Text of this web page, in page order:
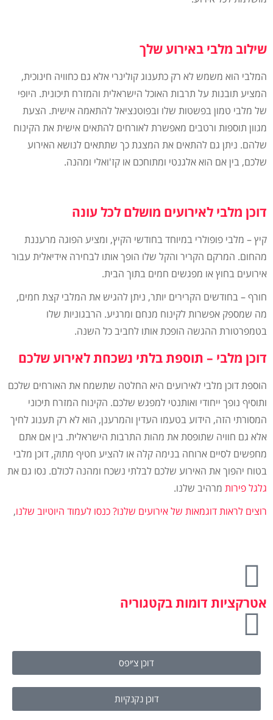
שילוב מלבי באירוע שלך
המלבי הוא משמש לא רק כתענוג קולינרי אלא גם כחוויה חינוכית,
המציע תובנות על תרבות האוכל הישראלית והמזרח תיכונית. היופי
של מלבי טמון בפשטות שלו ובפוטנציאל להתאמה אישית. הצעת
מגוון תוספות ורטבים מאפשרת לאורחים להתאים אישית את הקינוח
שלהם. ניתן גם להתאים את המצגת כך שתתאים לנושא האירוע
שלכם, בין אם הוא אלגנטי ומתוחכם או קז'ואלי ומהנה.
דוכן מלבי לאירועים מושלם לכל עונה
קיץ – מלבי פופולרי במיוחד בחודשי הקיץ, ומציע הפוגה מרעננת
מהחום. המרקם הקריר והקל שלו הופך אותו לבחירה אידיאלית עבור
אירועים בחוץ או מפגשים חמים בתוך הבית.
חורף – בחודשים הקרירים יותר, ניתן להגיש את המלבי קצת חמים,
מה שמספק אפשרות לקינוח מנחם ומרגיע. הרבגוניות שלו
בטמפרטורת ההגשה הופכת אותו לחביב כל השנה.
דוכן מלבי – תוספת בלתי נשכחת לאירוע שלכם
הוספת דוכן מלבי לאירועים היא החלטה שתשמח את האורחים שלכם
ותוסיף נופך ייחודי ואותנטי למפגש שלכם. הקינוח המזרח תיכוני
המסורתי הזה, הידוע בטעמו העדין והמרענן, הוא לא רק תענוג לחיך
אלא גם חוויה שתופסת את מהות התרבות הישראלית. בין אם אתם
מחפשים לסיים ארוחה בנימה קלה או להציע חטיף מתוק, דוכן מלבי
בטוח יהפוך את האירוע שלכם לבלתי נשכח ומהנה לכולם. נסו גם את
גלגל פירות מרהיב שלנו.
רוצים לראות דוגמאות של אירועים שלנו?כנסו לעמוד היוטיוב שלנו,
אטרקציות דומות בקטגוריה
דוכן צ׳יפס
דוכן נקנקיות